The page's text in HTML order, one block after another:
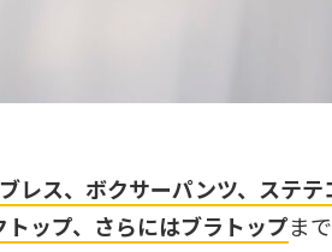
レス、ボクサーパンツ、ステテ
ップ、さらにはブラトップま